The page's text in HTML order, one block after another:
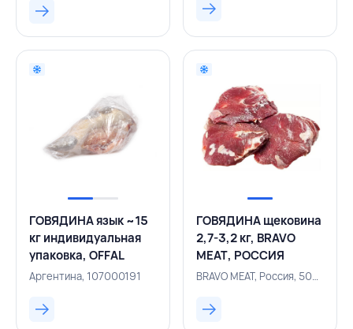
БРАЗИЛИЯ
ГОВЯДИНА язык ~15
кг индивидуальная
упаковка, OFFAL
4407, АРГЕНТИНА
Аргентина, 107000191
ГОВЯДИНА щековина
2,7-3,2 кг, BRAVO
MEAT, РОССИЯ
BRAVO MEAT, Россия, 500002981